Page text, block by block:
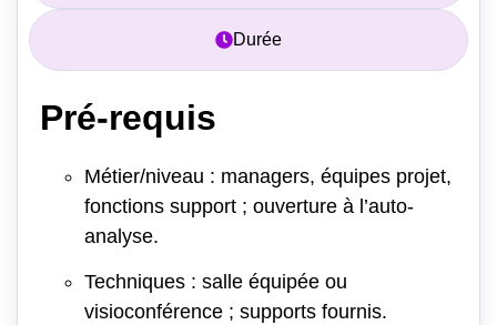
Durée
Pré-requis
Métier/niveau : managers, équipes projet,
fonctions support ; ouverture à l’auto-
analyse.
Techniques : salle équipée ou
visioconférence ; supports fournis.